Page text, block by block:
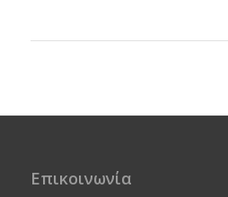
Επικοινωνία